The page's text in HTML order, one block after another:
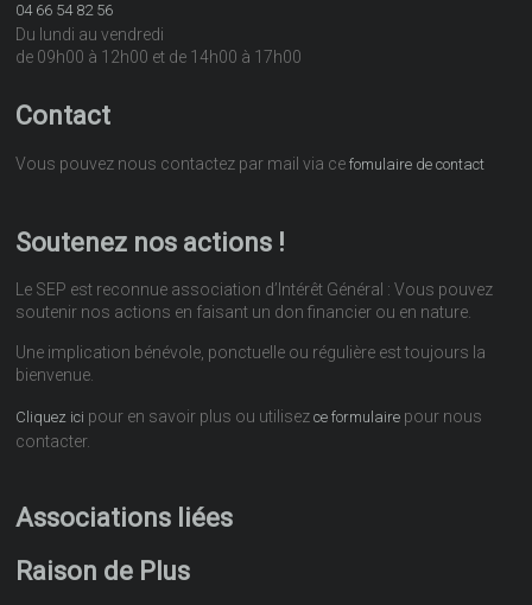
04 66 54 82 56
Du lundi au vendredi
de 09h00 à 12h00 et de 14h00 à 17h00
Contact
Vous pouvez nous contactez par mail via cefomulaire de contact
Soutenez nos actions !
Le SEP est reconnue association d’Intérêt Général : Vous pouvez
soutenir nos actions en faisant un don financier ou en nature.
Une implication bénévole, ponctuelle ou régulière est toujours la
bienvenue.
Cliquez ici pour en savoir plus ou utilisezce formulaire pour nous
contacter.
Associations liées
Raison de Plus